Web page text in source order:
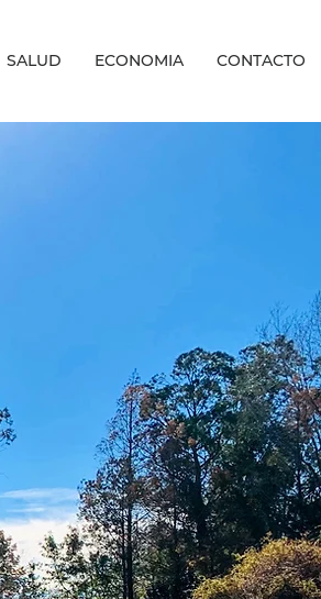
SALUD ECONOMIA CONTACTO